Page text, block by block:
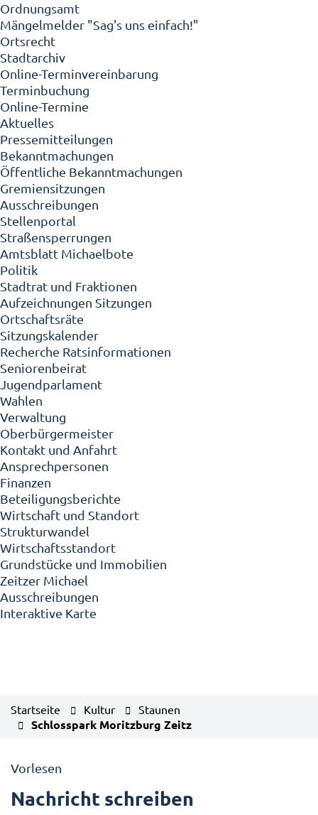
Ordnungsamt
Mängelmelder "Sag's uns einfach!"
Ortsrecht
Stadtarchiv
Online-Terminvereinbarung
Terminbuchung
Online-Termine
Aktuelles
Pressemitteilungen
Bekanntmachungen
Öffentliche Bekanntmachungen
Gremiensitzungen
Ausschreibungen
Stellenportal
Straßensperrungen
Amtsblatt Michaelbote
Politik
Stadtrat und Fraktionen
Aufzeichnungen Sitzungen
Ortschaftsräte
Sitzungskalender
Recherche Ratsinformationen
Seniorenbeirat
Jugendparlament
Wahlen
Verwaltung
Oberbürgermeister
Kontakt und Anfahrt
Ansprechpersonen
Finanzen
Beteiligungsberichte
Wirtschaft und Standort
Strukturwandel
Wirtschaftsstandort
Grundstücke und Immobilien
Zeitzer Michael
Ausschreibungen
Interaktive Karte
Startseite Kultur Staunen
Schlosspark Moritzburg Zeitz
Vorlesen
Nachricht schreiben